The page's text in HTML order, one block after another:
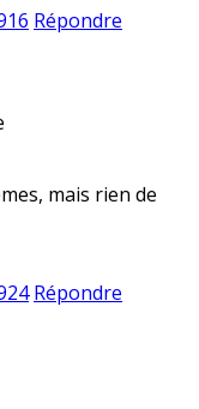
Répondre
mais rien de
Répondre